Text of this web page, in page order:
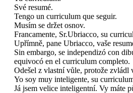
Své resumé.
Tengo un curriculum que seguir.
Musím se držet osnov.
Francamente, Sr.Ubriacco, su
Upřímně, pane Ubriacco, vaše
Sin embargo, se independizó con
equivocó en el curriculum completo.
Odešel z vlastní vůle, protože zvládl
Yo soy muy inteligente, su
Já jsem velice inteligentní. Vy máte